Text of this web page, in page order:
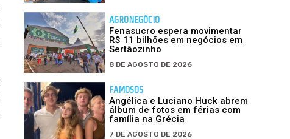
AGRONEGÓCIO
Fenasucro espera movimentar
R$ 11 bilhões em negócios em
Sertãozinho
8 DE AGOSTO DE 2026
FAMOSOS
Angélica e Luciano Huck abrem
álbum de fotos em férias com
família na Grécia
7 DE AGOSTO DE 2026